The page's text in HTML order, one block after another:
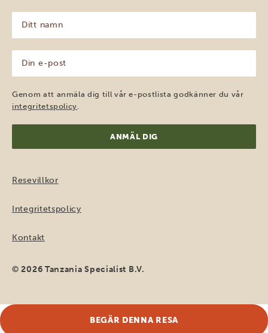
namn
(Obligatoriskt)
post
(Obligatoriskt)
Genom att anmäla dig till vår e-postlista godkänner du vår
integritetspolicy.
Resevillkor
Integritetspolicy
Kontakt
© 2026 Tanzania Specialist B.V.
BEGÄR DENNA RESA